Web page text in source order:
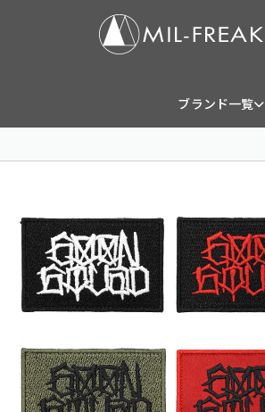
ブランド一覧